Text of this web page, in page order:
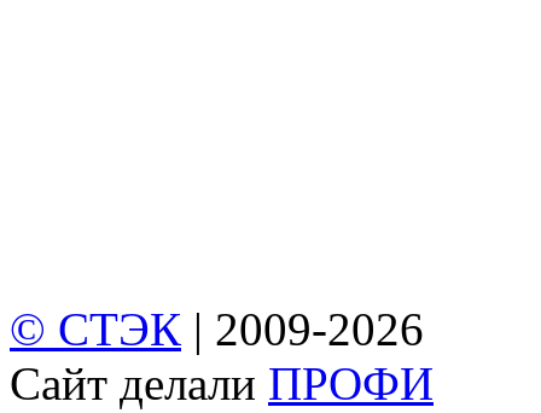
© СТЭК | 2009-2026
Cайт делали ПРОФИ